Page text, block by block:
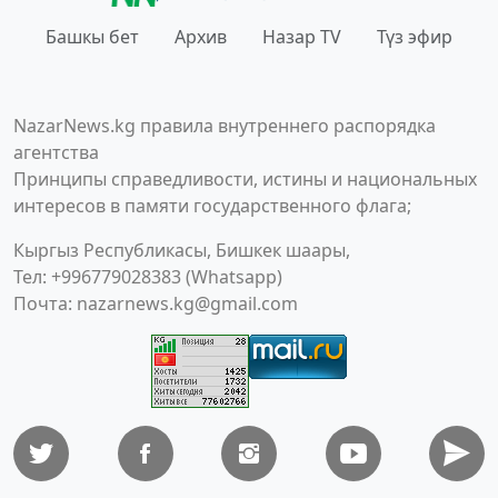
Башкы бет Архив Назар TV Түз эфир
NazarNews.kg правила внутреннего распорядка
агентства
Принципы справедливости, истины и национальных
интересов в памяти государственного флага;
Кыргыз Республикасы, Бишкек шаары,
Тел: +996779028383 (Whatsapp)
Почта: nazarnews.kg@gmail.com